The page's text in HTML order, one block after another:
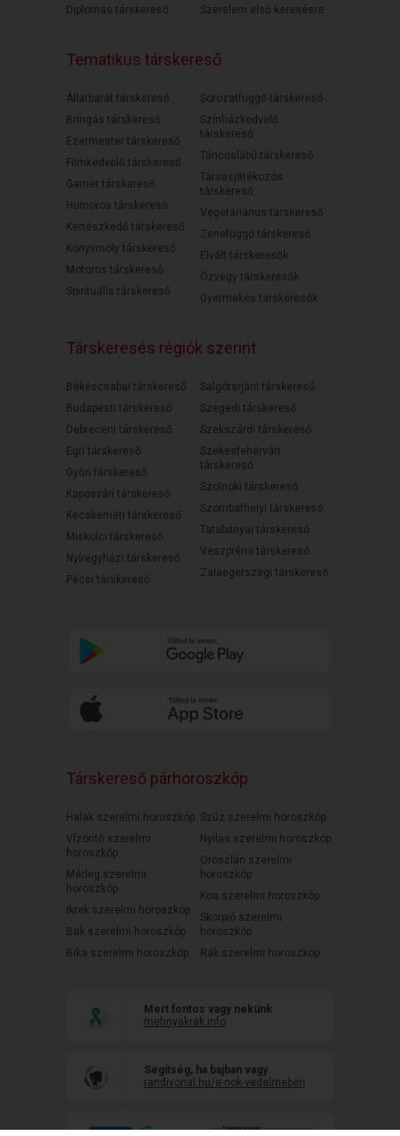
Diplomás társkereső
Szerelem első keresésre
Tematikus társkereső
Állatbarát társkereső
Bringás társkereső
Ezermester társkereső
Filmkedvelő társkereső
Gamer társkereső
Humoros társkereső
Kertészkedő társkereső
Könyvmoly társkereső
Motoros társkereső
Spirituális társkereső
Sorozatfüggő társkereső
Színházkedvelő
társkereső
Táncoslábú társkereső
Társasjátékozós
társkereső
Vegetáriánus társkereső
Zenefüggő társkereső
Elvált társkeresők
Özvegy társkeresők
Gyermekes társkeresők
Társkeresés régiók szerint
Békéscsabai társkereső
Budapesti társkereső
Debreceni társkereső
Egri társkereső
Győri társkereső
Kaposvári társkereső
Kecskeméti társkereső
Miskolci társkereső
Nyíregyházi társkereső
Pécsi társkereső
Salgótarjáni társkereső
Szegedi társkereső
Szekszárdi társkereső
Székesfehérvári
társkereső
Szolnoki társkereső
Szombathelyi társkereső
Tatabányai társkereső
Veszprémi társkereső
Zalaegerszegi társkereső
Társkereső párhoroszkóp
Halak szerelmi horoszkóp
Vízöntő szerelmi
horoszkóp
Mérleg szerelmi
horoszkóp
Ikrek szerelmi horoszkóp
Bak szerelmi horoszkóp
Bika szerelmi horoszkóp
Szűz szerelmi horoszkóp
Nyilas szerelmi horoszkóp
Oroszlán szerelmi
horoszkóp
Kos szerelmi horoszkóp
Skorpió szerelmi
horoszkóp
Rák szerelmi horoszkóp
Mert fontos vagy nekünk
mehnyakrak.info
Segítség, ha bajban vagy
randivonal.hu/a-nok-vedelmeben